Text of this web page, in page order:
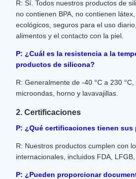
R: Sí. Todos nuestros productos de
no contienen BPA, no contienen
ecológicos, seguros para el uso
alimentos y el contacto con la piel.
P: ¿Cuál es la resistencia a la
productos de silicona?
R: Generalmente de -40 °C a 230
microondas, horno y lavavajillas.
2. Certificaciones
P: ¿Qué certificaciones tienen sus
R: Nuestros productos cumplen con
internacionales, incluidos FDA, LFGB,
P: ¿Pueden proporcionar